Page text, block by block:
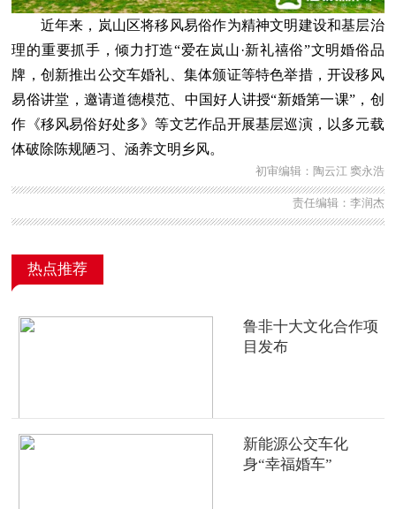
近年来，岚山区将移风易俗作为精神文明建设和基层治
理的重要抓手，倾力打造“爱在岚山·新礼禧俗”文明婚俗品
牌，创新推出公交车婚礼、集体颁证等特色举措，开设移风
易俗讲堂，邀请道德模范、中国好人讲授“新婚第一课”，创
作《移风易俗好处多》等文艺作品开展基层巡演，以多元载
体破除陈规陋习、涵养文明乡风。
初审编辑：陶云江 窦永浩
责任编辑：李润杰
热点推荐
鲁非十大文化合作项
目发布
新能源公交车化
身“幸福婚车”